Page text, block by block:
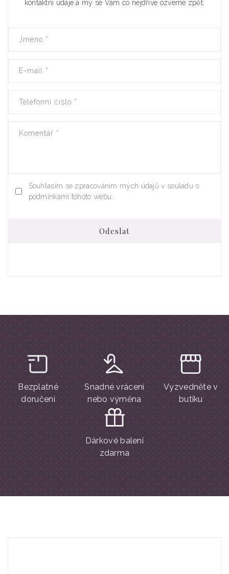
kontaktní údaje a my se Vám co nejdříve ozveme zpět.
Jméno *
E-mail *
Telefonní číslo *
Komentář *
Souhlasím se zpracováním mých údajů v souladu s
podmínkami tohoto webu.
Odeslat
Bezplatné
doručení
Snadné vrácení
nebo výměna
Vyzvedněte v
butiku
Dárkové balení
zdarma